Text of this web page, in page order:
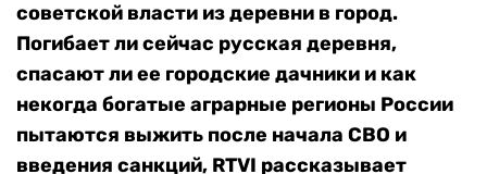
советской власти из деревни в город.
Погибает ли сейчас русская деревня,
спасают ли ее городские дачники и как
некогда богатые аграрные регионы России
пытаются выжить после начала СВО и
введения санкций, RTVI рассказывает